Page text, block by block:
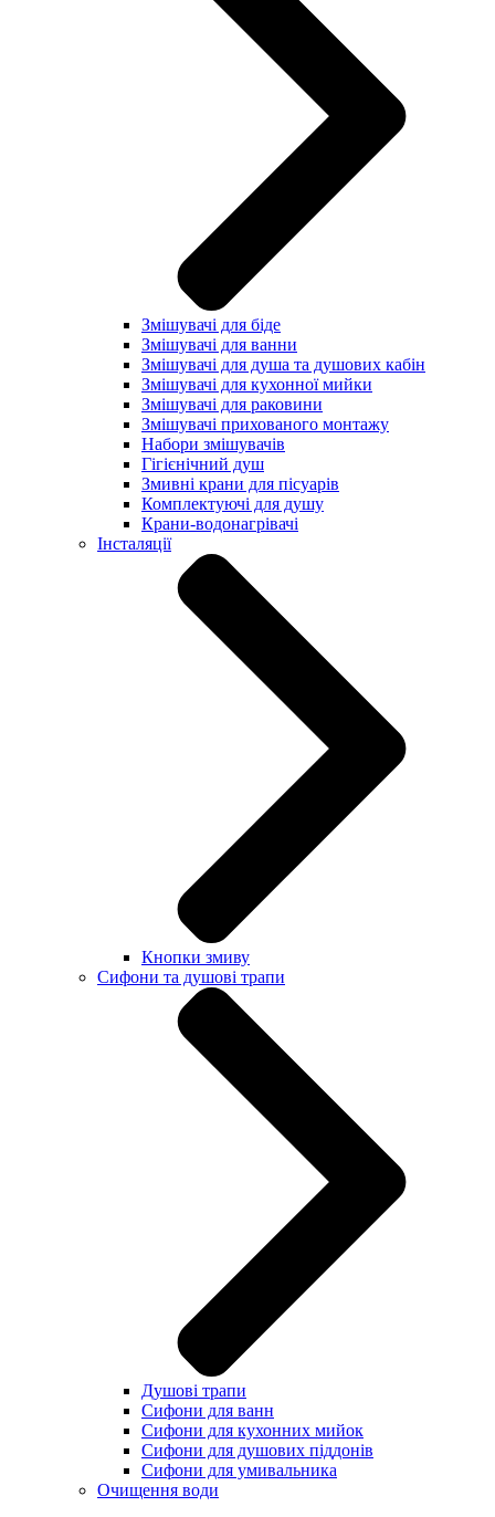
Змішувачі для біде
Змішувачі для ванни
Змішувачі для душа та душових кабін
Змішувачі для кухонної мийки
Змішувачі для раковини
Змішувачі прихованого монтажу
Набори змішувачів
Гігієнічний душ
Змивні крани для пісуарів
Комплектуючі для душу
Крани-водонагрівачі
Інсталяції
Кнопки змиву
Сифони та душові трапи
Душові трапи
Сифони для ванн
Сифони для кухонних мийок
Сифони для душових піддонів
Сифони для умивальника
Очищення води